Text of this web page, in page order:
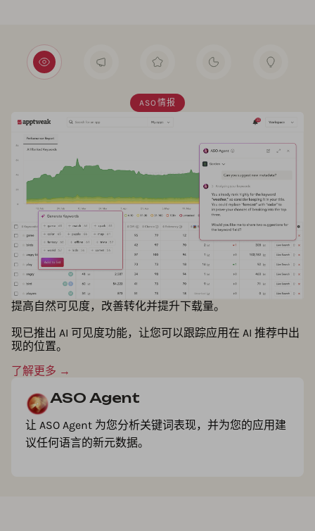
ASO情报
提高自然可见度，改善转化并提升下载量。
现已推出 AI 可见度功能，让您可以跟踪应用在 AI 推荐中出
现的位置。
了解更多 →
ASO Agent
让 ASO Agent 为您分析关键词表现，并为您的应用建
议任何语言的新元数据。